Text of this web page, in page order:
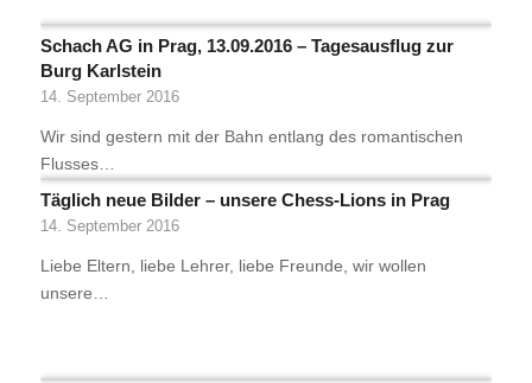
Schach AG in Prag, 13.09.2016 – Tagesausflug zur
Burg Karlstein
14. September 2016
Wir sind gestern mit der Bahn entlang des romantischen
Flusses…
Täglich neue Bilder – unsere Chess-Lions in Prag
14. September 2016
Liebe Eltern, liebe Lehrer, liebe Freunde, wir wollen
unsere…